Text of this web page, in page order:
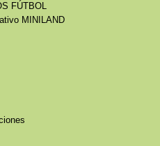
FÚTBOL
MINILAND